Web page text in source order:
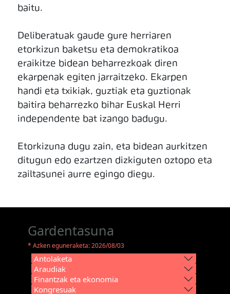
baitu.
Deliberatuak gaude gure herriaren
etorkizun baketsu eta demokratikoa
eraikitze bidean beharrezkoak diren
ekarpenak egiten jarraitzeko. Ekarpen
handi eta txikiak, guztiak eta guztionak
baitira beharrezko bihar Euskal Herri
independente bat izango badugu.
Etorkizuna dugu zain, eta bidean aurkitzen
ditugun edo ezartzen dizkiguten oztopo eta
zailtasunei aurre egingo diegu.
Gardentasuna
* Azken eguneraketa: 2026/08/03
Antolaketa
Araudiak
Finantzak eta ekonomia
Kongresuak